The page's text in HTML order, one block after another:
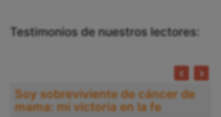
Testimonios de nuestros lectores:
Soy sobreviviente de cáncer de
mama: mi victoria en la fe